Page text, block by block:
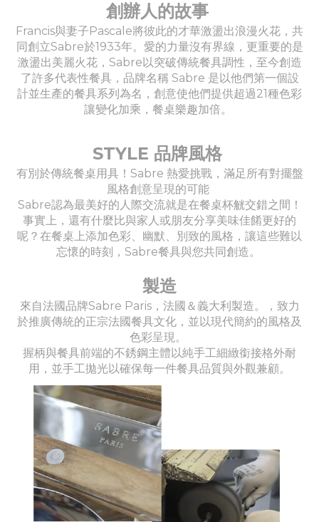
創辦人的故事
Francis與妻子Pascale將彼此的才華激盪出浪漫火花，共
同創立Sabre於1933年。愛的力量沒有界線，更重要的是
激盪出美麗火花，Sabre以突破傳統餐具調性，至今創造
了許多代表性餐具，品牌名稱 Sabre 是以他們第一個設
計並生產的餐具系列為名，創意使他們提供超過21種色彩
讓變化加乘，餐桌樂趣加倍。
STYLE 品牌風格
有別於傳統餐桌用具！Sabre 熱愛挑戰，滿足所有對擺盤
風格創意呈現的可能
Sabre認為最美好的人際交流就是在餐桌杯觥交錯之間！
事實上，還有什麼比與家人或朋友分享美味佳餚更好的
呢？在餐桌上添加色彩、幽默、別致的風格，讓這些難以
忘懷的時刻，Sabre餐具與您共同創造。
製造
來自法國品牌Sabre Paris，法國＆義大利製造。，致力
於推廣傳統的正宗法國餐具文化，並以現代簡約的風格及
色彩呈現。
握柄與餐具前端的不銹鋼主體以純手工細緻銜接格外耐
用，並手工拋光以確保每一件餐具品質與外觀兼顧。